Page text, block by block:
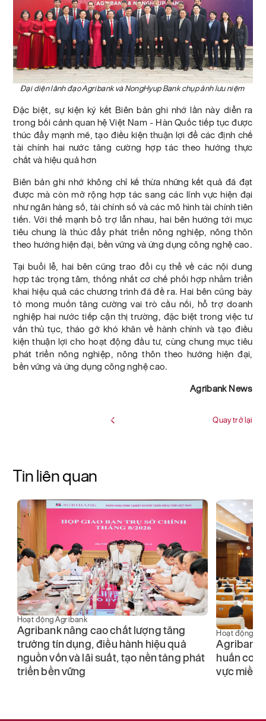
Đại diện lãnh đạo Agribank và NongHyup Bank chụp ảnh lưu niệm
Đặc biệt, sự kiện ký kết Biên bản ghi nhớ lần này diễn ra
trong bối cảnh quan hệ Việt Nam - Hàn Quốc tiếp tục được
thúc đẩy mạnh mẽ, tạo điều kiện thuận lợi để các định chế
tài chính hai nước tăng cường hợp tác theo hướng thực
chất và hiệu quả hơn
Biên bản ghi nhớ không chỉ kế thừa những kết quả đã đạt
được mà còn mở rộng hợp tác sang các lĩnh vực hiện đại
như ngân hàng số, tài chính số và các mô hình tài chính tiên
tiến. Với thế mạnh bổ trợ lẫn nhau, hai bên hướng tới mục
tiêu chung là thúc đẩy phát triển nông nghiệp, nông thôn
theo hướng hiện đại, bền vững và ứng dụng công nghệ cao.
Tại buổi lễ, hai bên cũng trao đổi cụ thể về các nội dung
hợp tác trọng tâm, thống nhất cơ chế phối hợp nhằm triển
khai hiệu quả các chương trình đã đề ra. Hai bên cũng bày
tỏ mong muốn tăng cường vai trò cầu nối, hỗ trợ doanh
nghiệp hai nước tiếp cận thị trường, đặc biệt trong việc tư
vấn thủ tục, tháo gỡ khó khăn về hành chính và tạo điều
kiện thuận lợi cho hoạt động đầu tư, cùng chung mục tiêu
phát triển nông nghiệp, nông thôn theo hướng hiện đại,
bền vững và ứng dụng công nghệ cao.
Agribank News
Quay trở lại
Tin liên quan
Hoạt động Agribank
Agribank nâng cao chất lượng tăng
trưởng tín dụng, điều hành hiệu quả
nguồn vốn và lãi suất, tạo nền tảng phát
triển bền vững
Hoạt động
Agribank
huấn cơ
vực miền